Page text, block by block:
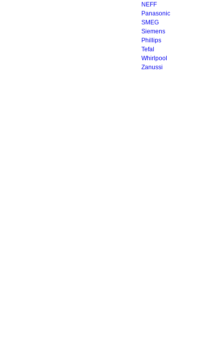
NEFF
Panasonic
SMEG
Siemens
Phillips
Tefal
Whirlpool
Zanussi